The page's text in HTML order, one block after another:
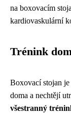
na boxovacím
kardiovaskulární
Trénink
Boxovací stojan
doma a nechtějí
všestranný